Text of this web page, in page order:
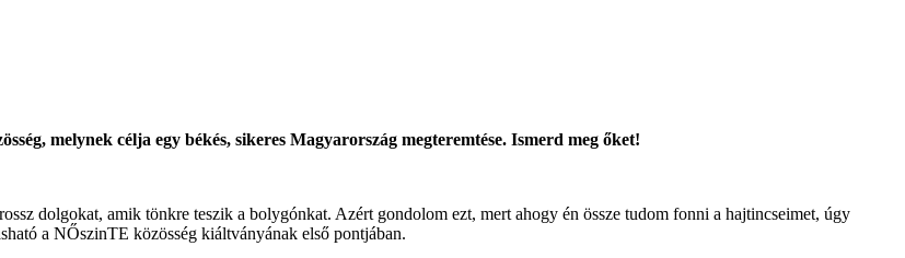
melynek célja egy békés, sikeres Magyarország megteremtése. Ismerd meg őket!
dolgokat, amik tönkre teszik a bolygónkat. Azért gondolom ezt, mert ahogy én össze tudom fonni a hajtincseimet, úgy
a NŐszinTE közösség kiáltványának első pontjában.